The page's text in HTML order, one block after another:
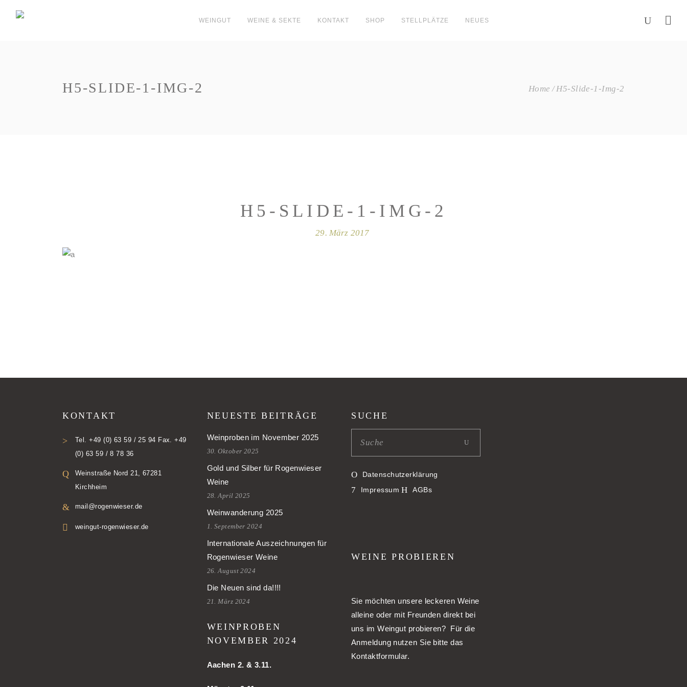
WEINGUT WEINE & SEKTE KONTAKT SHOP STELLPLÄTZE NEUES
H5-SLIDE-1-IMG-2 Home H5-Slide-1-Img-2
H5-SLIDE-1-IMG-2
29. März 2017
KONTAKT
Tel. +49 (0) 63 59 / 25 94 Fax. +49
(0) 63 59 / 8 78 36
Weinstraße Nord 21, 67281
Kirchheim
mail@rogenwieser.de
weingut-rogenwieser.de
NEUESTE BEITRÄGE
Weinproben im November 2025
30. Oktober 2025
Gold und Silber für Rogenwieser
Weine
28. April 2025
Weinwanderung 2025
1. September 2024
Internationale Auszeichnungen für
Rogenwieser Weine
26. August 2024
Die Neuen sind da!!!!
21. März 2024
WEINPROBEN
NOVEMBER 2024
Aachen 2. & 3.11.
SUCHE
Datenschutzerklärung
Impressum
AGBs
WEINE PROBIEREN
Sie möchten unsere leckeren Weine
alleine oder mit Freunden direkt bei
uns im Weingut probieren? Für die
Anmeldung nutzen Sie bitte das
Kontaktformular.